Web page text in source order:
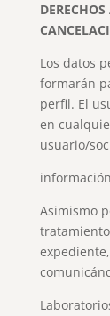
Los datos
formarán
perfil. El
en
usuario/
Asimismo